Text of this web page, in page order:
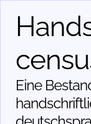
Eine